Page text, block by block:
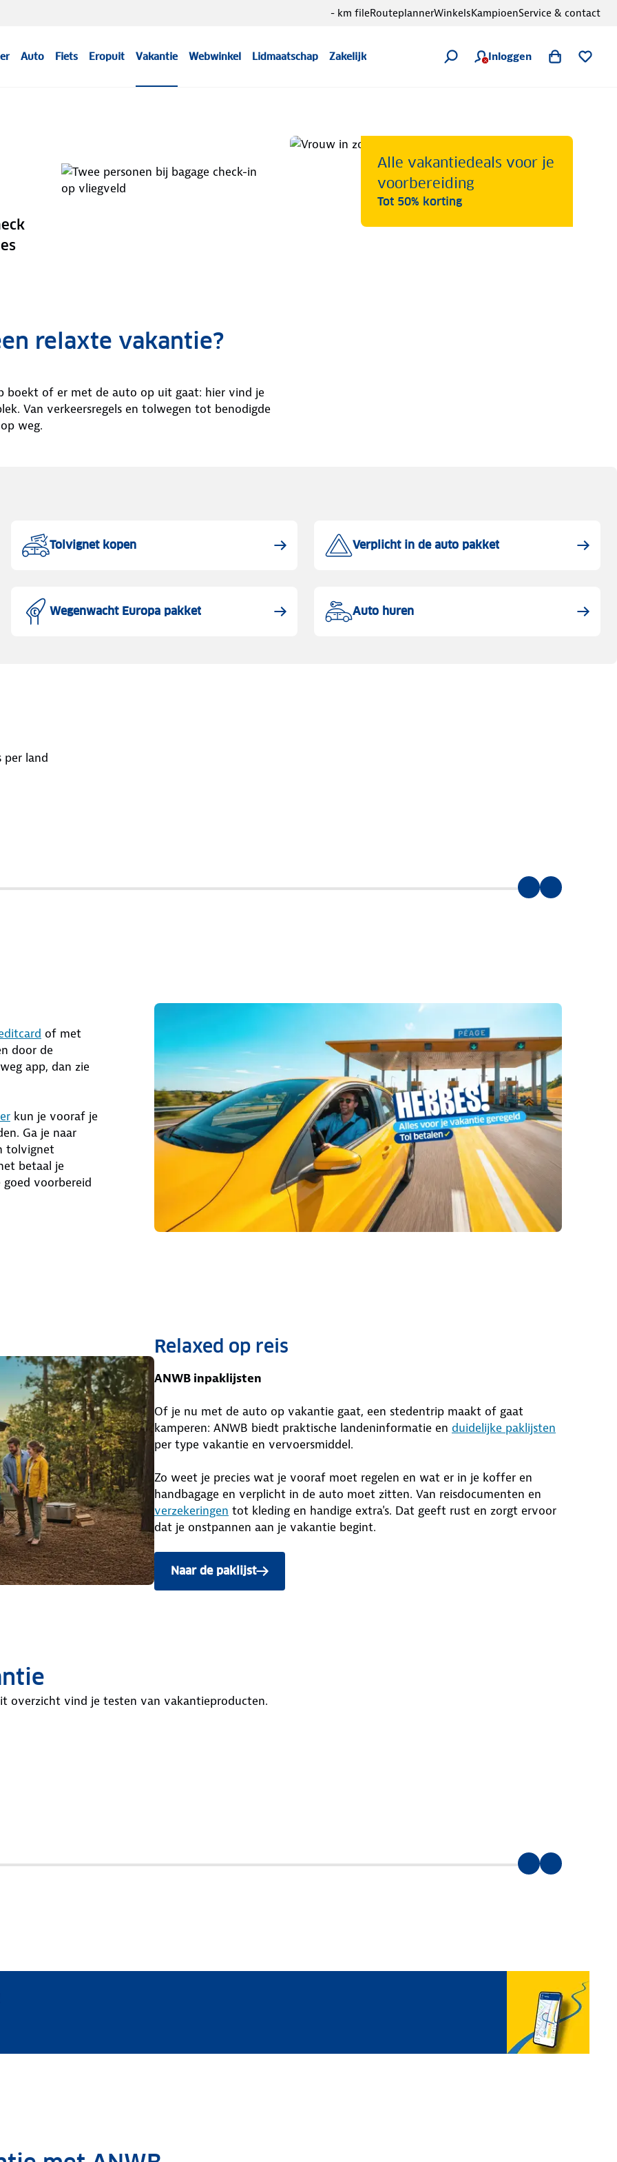
Auto Fiets Eropuit Vakantie Webwinkel Lidmaatschap Zakelijk Inloggen
- km fileRouteplannerWinkelsKampioenService & contact
Alle vakantiedeals voor je
voorbereiding
Tot 50% korting
relaxte vakantie?
boekt of er met de auto op uit gaat: hier vind je
Van verkeersregels en tolwegen tot benodigde
weg.
Tolvignet kopen Verplicht in de auto pakket
Wegenwacht Europa pakket Auto huren
per land
of met
door de
app, dan zie
kun je vooraf je
Ga je naar
tolvignet
betaal je
voorbereid
Relaxed op reis
ANWB inpaklijsten
Of je nu met de auto op vakantie gaat, een stedentrip maakt of gaat
kamperen: ANWB biedt praktische landeninformatie en duidelijke paklijsten
per type vakantie en vervoersmiddel.
Zo weet je precies wat je vooraf moet regelen en wat er in je koffer en
handbagage en verplicht in de auto moet zitten. Van reisdocumenten en
verzekeringen tot kleding en handige extra's. Dat geeft rust en zorgt ervoor
dat je onstpannen aan je vakantie begint.
Naar de paklijst
overzicht vind je testen van vakantieproducten.